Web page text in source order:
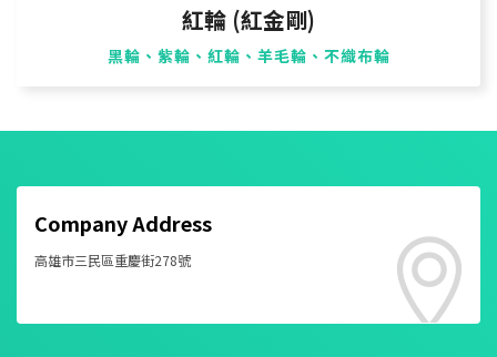
紅輪 (紅金剛)
黑輪、紫輪、紅輪、羊毛輪、不織布輪
Company Address
高雄市三民區重慶街278號